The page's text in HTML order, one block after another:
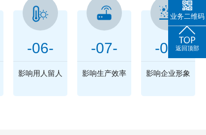
-06-
影响用人留人
-07-
影响生产效率
-08-
影响企业形象
业务二维码
返回顶部